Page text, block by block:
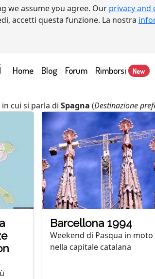
we assume you agree. Our privacy and
accetti questa funzione. La nostra
Home(current)
Blog Forum Rimborsi New
cui si parla di Spagna (Destinazione
Barcellona 1994
Weekend di Pasqua in moto
nella capitale catalana